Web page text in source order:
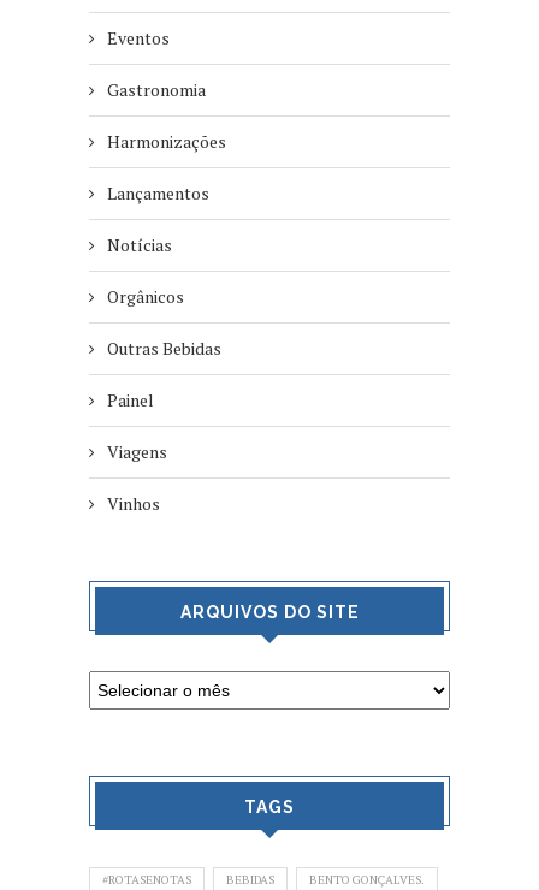
Eventos
Gastronomia
Harmonizações
Lançamentos
Notícias
Orgânicos
Outras Bebidas
Painel
Viagens
Vinhos
ARQUIVOS DO SITE
TAGS
#ROTASENOTAS BEBIDAS BENTO GONÇALVES.